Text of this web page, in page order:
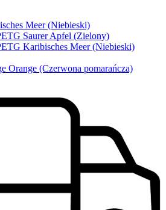
Meer (Niebieski)
Saurer Apfel (Zielony)
Karibisches Meer (Niebieski)
Orange (Czerwona pomarańcza)